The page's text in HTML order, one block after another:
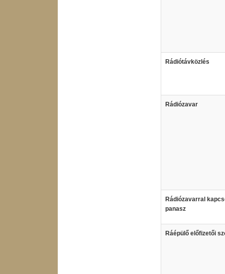
Rádiótávközlés
Rádiózavar
Rádiózavarral
panasz
Ráépülő előfizetői